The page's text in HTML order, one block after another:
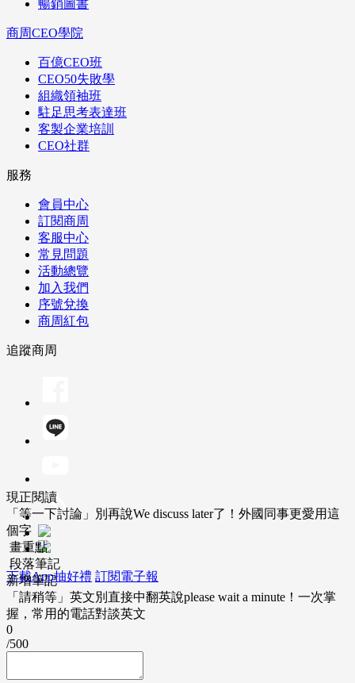
暢銷圖書
商周CEO學院
百億CEO班
CEO50失敗學
組織領袖班
駐足思考表達班
客製企業培訓
CEO社群
服務
會員中心
訂閱商周
客服中心
常見問題
活動總覽
加入我們
序號兌換
商周紅包
追蹤商周
下載App抽好禮 訂閱電子報
現正閱讀
「等一下討論」別再說We discuss later了！外國同事更愛用這
個字
畫重點
段落筆記
新增筆記
「請稍等」英文別直接中翻英說please wait a minute！一次掌
握，常用的電話對談英文
0
/500